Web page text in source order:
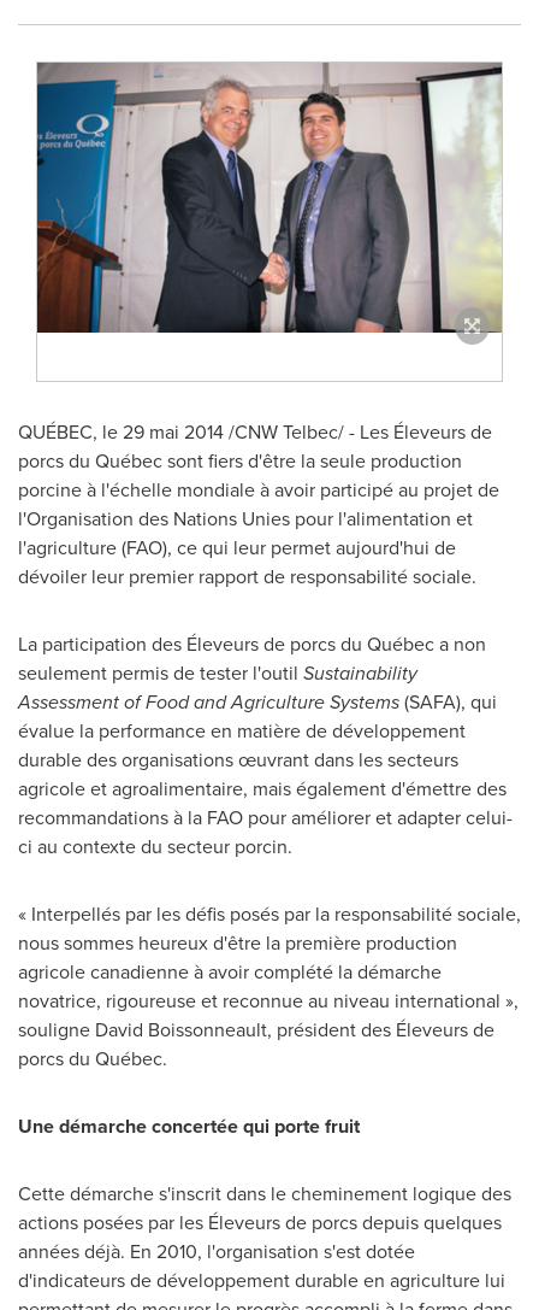
QUÉBEC, le 29 mai 2014 /CNW Telbec/ - Les Éleveurs de
porcs du Québec sont fiers d'être la seule production
porcine à l'échelle mondiale à avoir participé au projet de
l'Organisation des Nations Unies pour l'alimentation et
l'agriculture (FAO), ce qui leur permet aujourd'hui de
dévoiler leur premier rapport de responsabilité sociale.
La participation des Éleveurs de porcs du Québec a non
seulement permis de tester l'outil Sustainability
Assessment of Food and Agriculture Systems(SAFA), qui
évalue la performance en matière de développement
durable des organisations œuvrant dans les secteurs
agricole et agroalimentaire, mais également d'émettre des
recommandations à la FAO pour améliorer et adapter celui-
ci au contexte du secteur porcin.
« Interpellés par les défis posés par la responsabilité sociale,
nous sommes heureux d'être la première production
agricole canadienne à avoir complété la démarche
novatrice, rigoureuse et reconnue au niveau international »,
souligne David Boissonneault, président des Éleveurs de
porcs du Québec.
Une démarche concertée qui porte fruit
Cette démarche s'inscrit dans le cheminement logique des
actions posées par les Éleveurs de porcs depuis quelques
années déjà. En 2010, l'organisation s'est dotée
d'indicateurs de développement durable en agriculture lui